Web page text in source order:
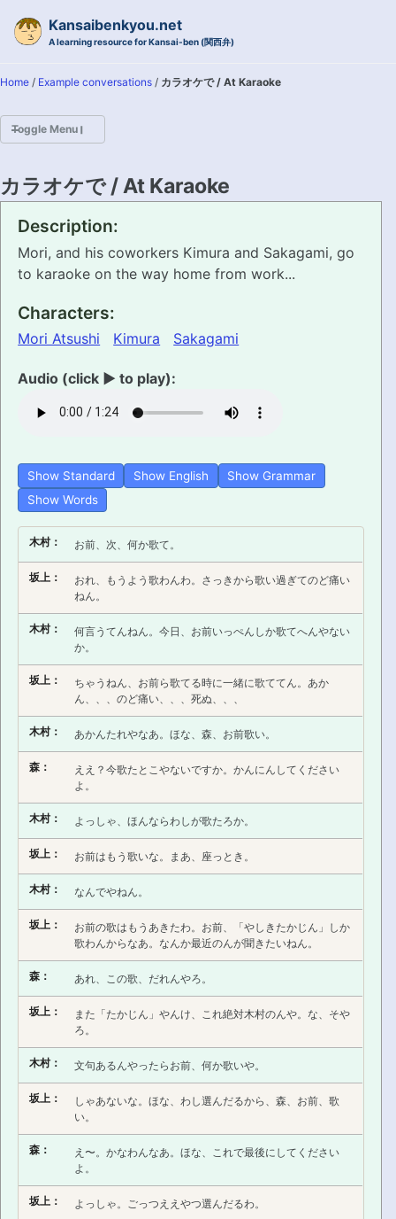
Kansaibenkyou.net
A learning resource for Kansai-ben (関西弁)
Home / Example conversations / カラオケで / At Karaoke
Toggle Menu
KANSAI-BEN IS...?
GRAMMAR
VOCABULARY
REAL CONVERSATIONS
RESOURCES
カラオケで / At Karaoke
Description:
Mori, and his coworkers Kimura and Sakagami, go
to karaoke on the way home from work...
Characters:
Mori Atsushi Kimura Sakagami
Audio (click ▶ to play):
Show Standard Show English
Show Grammar
Show Words
木村： お前、次、何か歌て。
坂上：
おれ、もうよう歌わんわ。さっきから歌い過ぎてのど痛い
ねん。
木村：
何言うてんねん。今日、お前いっぺんしか歌てへんやない
か。
坂上：
ちゃうねん、お前ら歌てる時に一緒に歌ててん。あか
ん、、、のど痛い、、、死ぬ、、、
木村： あかんたれやなあ。ほな、森、お前歌い。
森：
ええ？今歌たとこやないですか。かんにんしてください
よ。
木村： よっしゃ、ほんならわしが歌たろか。
坂上： お前はもう歌いな。まあ、座っとき。
木村： なんでやねん。
坂上：
お前の歌はもうあきたわ。お前、「やしきたかじん」しか
歌わんからなあ。なんか最近のんが聞きたいねん。
森： あれ、この歌、だれんやろ。
坂上：
また「たかじん」やんけ、これ絶対木村のんや。な、そや
ろ。
木村： 文句あるんやったらお前、何か歌いや。
坂上：
しゃあないな。ほな、わし選んだるから、森、お前、歌
い。
森：
え〜。かなわんなあ。ほな、これで最後にしてください
よ。
坂上： よっしゃ。ごっつええやつ選んだるわ。